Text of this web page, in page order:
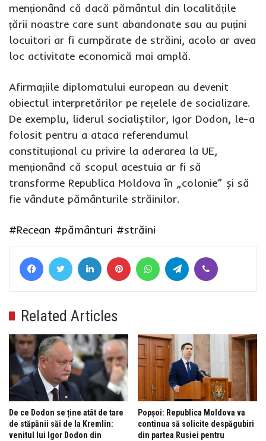
menționând că dacă pământul din localitățile
țării noastre care sunt abandonate sau au puțini
locuitori ar fi cumpărate de străini, acolo ar avea
loc activitate economică mai amplă.
Afirmațiile diplomatului european au devenit
obiectul interpretărilor pe rețelele de socializare.
De exemplu, liderul socialiștilor, Igor Dodon, le-a
folosit pentru a ataca referendumul
constituțional cu privire la aderarea la UE,
menționând că scopul acestuia ar fi să
transforme Republica Moldova în „colonie” și să
fie vândute pământurile străinilor.
#Recean #pământuri #străini
FacebookTwitter LinkedIn Pinterest WhatsAppTelegram
Related Articles
De ce Dodon se ține atât de tare
de stăpânii săi de la Kremlin:
venitul lui Igor Dodon din
Popșoi: Republica Moldova va
continua să solicite despăgubiri
din partea Rusiei pentru